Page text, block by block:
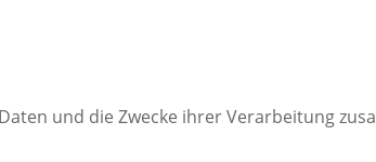
und die Zwecke ihrer Verarbeitung